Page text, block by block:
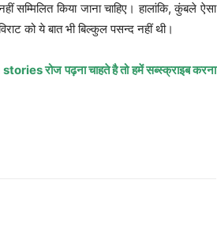
किया जाना चाहिए। हालांकि, कुंबले ऐसा
को ये बात भी बिल्कुल पसन्द नहीं थी।
रोज पढ़ना चाहते है तो हमें सब्स्क्राइब करना